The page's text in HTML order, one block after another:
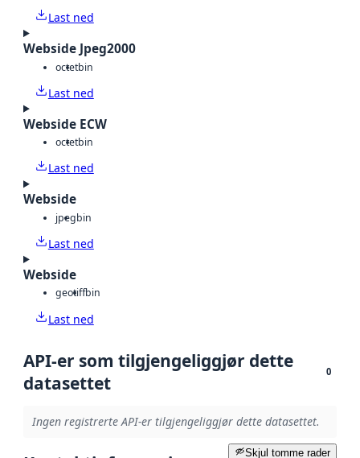
Last ned
Webside Jpeg2000
octetbin
Last ned
Webside ECW
octetbin
Last ned
Webside
jpegbin
Last ned
Webside
geotiffbin
Last ned
API-er som tilgjengeliggjør dette
datasettet
0
Ingen registrerte API-er tilgjengeliggjør dette datasettet.
Skjul tomme rader